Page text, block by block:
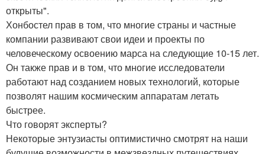
открыты".
Хонбостел прав в том, что многие страны и частные
компании развивают свои идеи и проекты по
человеческому освоению марса на следующие 10-15 лет.
Он также прав и в том, что многие исследователи
работают над созданием новых технологий, которые
позволят нашим космическим аппаратам летать
быстрее.
Что говорят эксперты?
Некоторые энтузиасты оптимистично смотрят на наши